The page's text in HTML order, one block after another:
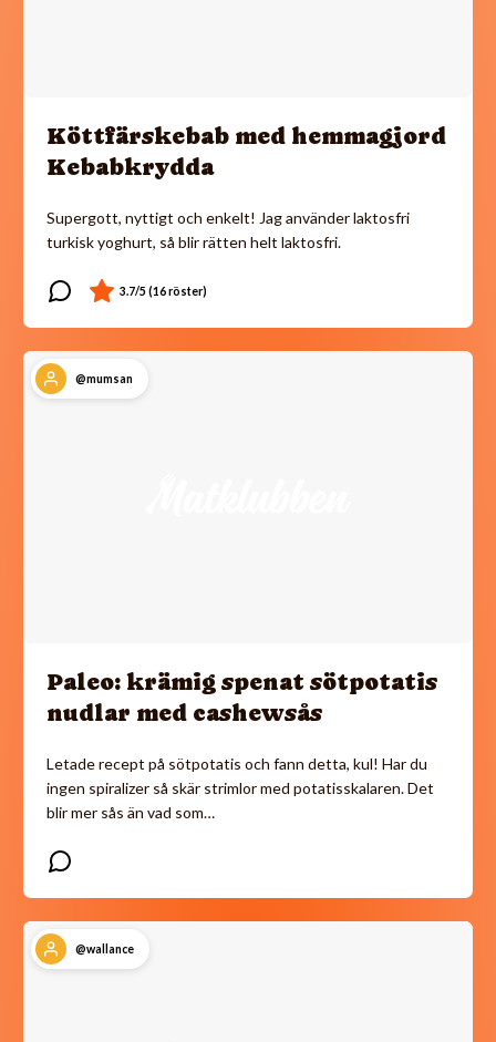
Köttfärskebab med hemmagjord
Kebabkrydda
Supergott, nyttigt och enkelt! Jag använder laktosfri
turkisk yoghurt, så blir rätten helt laktosfri.
@mumsan
Paleo: krämig spenat sötpotatis
nudlar med cashewsås
Letade recept på sötpotatis och fann detta, kul! Har du
ingen spiralizer så skär strimlor med potatisskalaren. Det
blir mer sås än vad som…
@wallance